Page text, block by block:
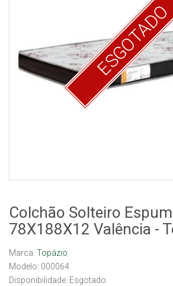
ESGOTADO
Colchão Solteiro
78X188X12 Valência -
Marca: Topázio
Modelo: 000064
Disponibilidade: Esgotado